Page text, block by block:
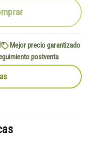
Mejor precio garantizado
postventa